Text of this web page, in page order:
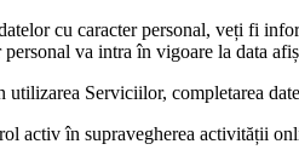
cu caracter personal, veți fi
va intra în vigoare la data
Serviciilor, completarea
activ în supravegherea activității